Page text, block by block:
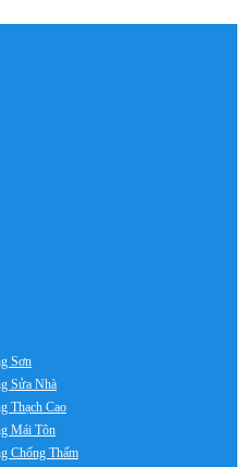
Sơn
Sửa Nhà
Thạch Cao
Mái Tôn
Chống Thấm